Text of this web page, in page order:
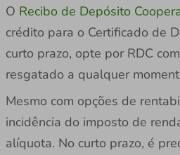
O Recibo de Depósito
crédito para o Certificado de
curto prazo, opte por RDC
resgatado a qualquer
Mesmo com opções de
incidência do imposto de
alíquota. No curto prazo, é